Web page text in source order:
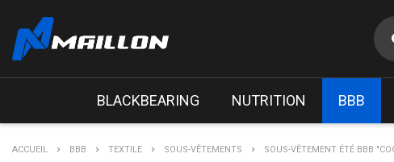
BLACKBEARING NUTRITION BBB
ACCUEIL BBB TEXTILE SOUS-VÊTEMENTS SOUS-VÊTEMENT ÉTÉ BBB